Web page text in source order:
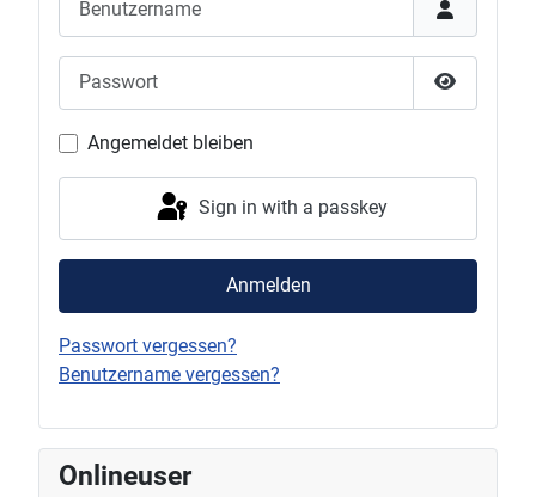
Show
Angemeldet bleiben
Sign in with a passkey
Anmelden
Passwort vergessen?
Benutzername vergessen?
Onlineuser